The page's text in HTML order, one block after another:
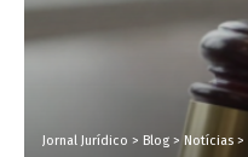
Jornal Jurídico > Blog >Notícias >